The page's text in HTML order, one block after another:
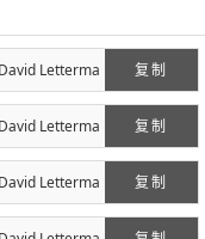
复制
Letterma
复制
Letterma
复制
Letterma